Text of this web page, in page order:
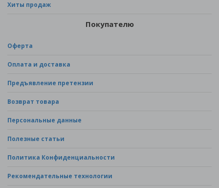
Хиты продаж
Покупателю
Оферта
Оплата и доставка
Предъявление претензии
Возврат товара
Персональные данные
Полезные статьи
Политика Конфиденциальности
Рекомендательные технологии